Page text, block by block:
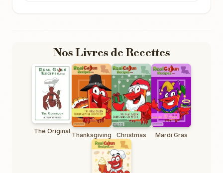
Nos Livres de Recettes
The Original Thanksgiving Christmas Mardi Gras